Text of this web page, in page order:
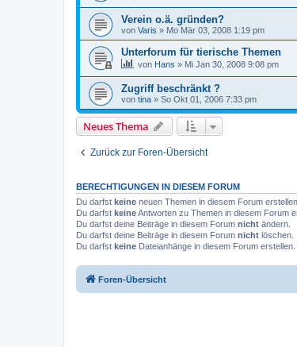
Verein o.ä. gründen?
von Varis » Mo Mär 03, 2008 1:19 pm
Unterforum für tierische Themen
von Hans » Mi Jan 30, 2008 9:08 pm
Zugriff beschränkt ?
von tina » So Okt 01, 2006 7:33 pm
Neues Thema
Zurück zur Foren-Übersicht
BERECHTIGUNGEN IN DIESEM FORUM
Du darfst keine neuen Themen in diesem Forum erstellen.
Du darfst keineAntworten zu Themen in diesem Forum
Du darfst deine Beiträge in diesem Forum nicht ändern.
Du darfst deine Beiträge in diesem Forum nicht löschen.
Du darfst keine Dateianhänge in diesem Forum erstellen.
Foren-Übersicht